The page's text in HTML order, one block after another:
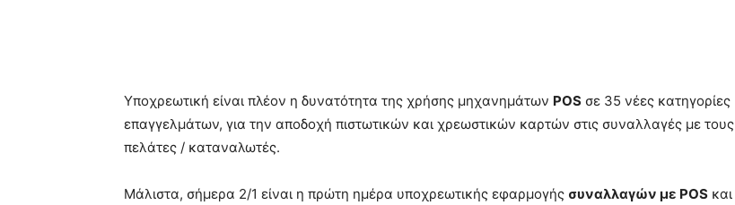
Υποχρεωτική είναι πλέον η δυνατότητα της χρήσης μηχανημάτων POS σε 35 νέες κατηγορίες
επαγγελμάτων, για την αποδοχή πιστωτικών και χρεωστικών καρτών στις συναλλαγές με τους
πελάτες / καταναλωτές.
Μάλιστα, σήμερα 2/1 είναι η πρώτη ημέρα υποχρεωτικής εφαρμογής συναλλαγών με POS και